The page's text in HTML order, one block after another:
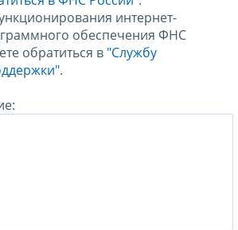
интернет-
обеспечения ФНС
обратиться в "Службу